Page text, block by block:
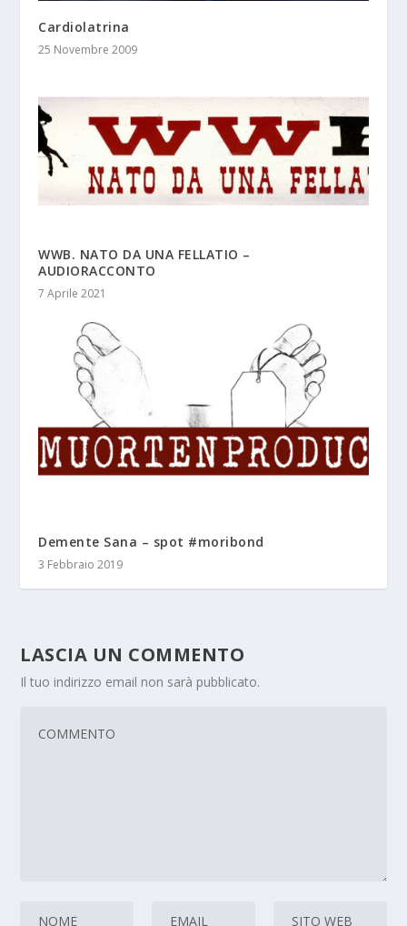
Cardiolatrina
25 Novembre 2009
WWB. NATO DA UNA FELLATIO –
AUDIORACCONTO
7 Aprile 2021
Demente Sana – spot #moribond
3 Febbraio 2019
LASCIA UN COMMENTO
Il tuo indirizzo email non sarà pubblicato.